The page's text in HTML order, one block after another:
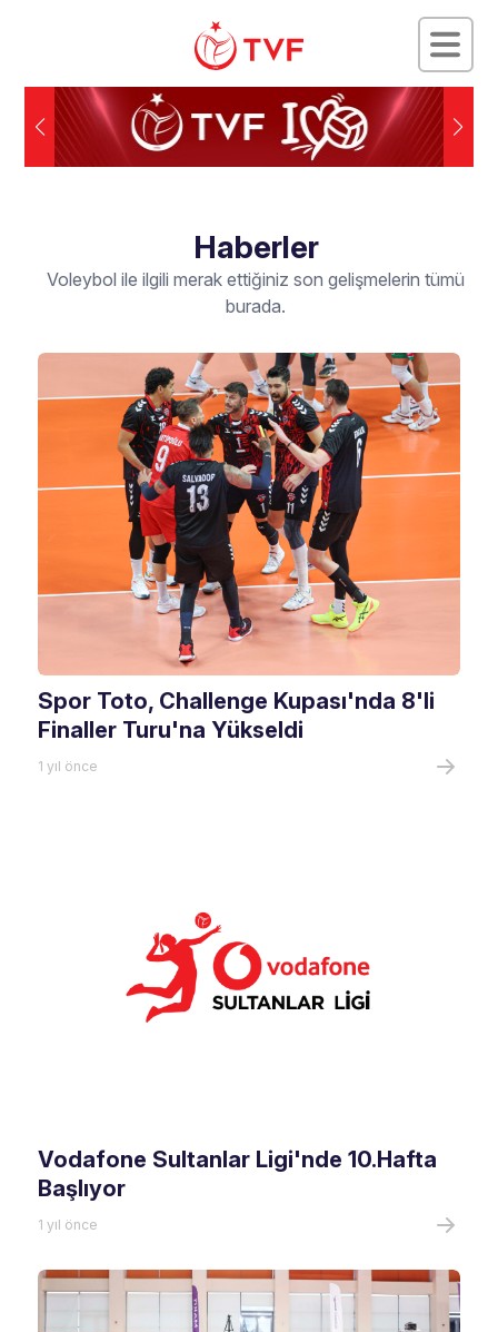
Haberler
Voleybol ile ilgili merak ettiğiniz son gelişmelerin tümü
burada.
Spor Toto, Challenge Kupası'nda 8'li
Finaller Turu'na Yükseldi
1 yıl önce
Vodafone Sultanlar Ligi'nde 10.Hafta
Başlıyor
1 yıl önce